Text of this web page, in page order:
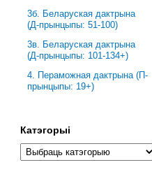
3б. Беларуская дактрына
(Д-прынцыпы: 51-100)
3в. Беларуская дактрына
(Д-прынцыпы: 101-134+)
4. Пераможная дактрына (П-
прынцыпы: 19+)
Катэгорыі